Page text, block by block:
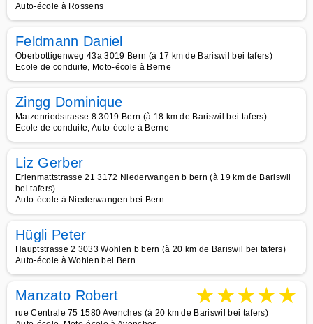
Auto-école à Rossens
Feldmann Daniel
Oberbottigenweg 43a 3019 Bern (à 17 km de Bariswil bei tafers)
Ecole de conduite, Moto-école à Berne
Zingg Dominique
Matzenriedstrasse 8 3019 Bern (à 18 km de Bariswil bei tafers)
Ecole de conduite, Auto-école à Berne
Liz Gerber
Erlenmattstrasse 21 3172 Niederwangen b bern (à 19 km de Bariswil
bei tafers)
Auto-école à Niederwangen bei Bern
Hügli Peter
Hauptstrasse 2 3033 Wohlen b bern (à 20 km de Bariswil bei tafers)
Auto-école à Wohlen bei Bern
Manzato Robert ★★★★★
rue Centrale 75 1580 Avenches (à 20 km de Bariswil bei tafers)